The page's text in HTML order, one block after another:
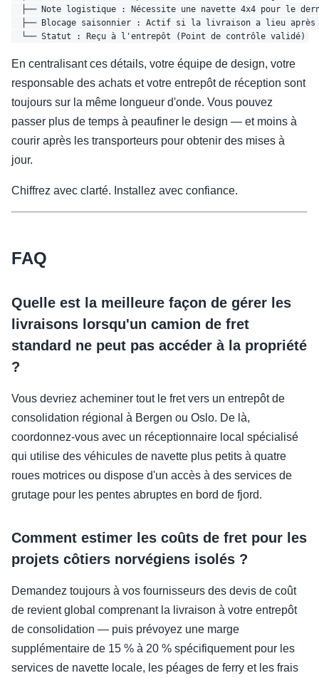
├── Note logistique : Nécessite une navette 4x4 pour le
├── Blocage saisonnier : Actif si la livraison a lieu après
En centralisant ces détails, votre équipe de design, votre
responsable des achats et votre entrepôt de réception sont
toujours sur la même longueur d'onde. Vous pouvez
passer plus de temps à peaufiner le design — et moins à
courir après les transporteurs pour obtenir des mises à
jour.
Chiffrez avec clarté. Installez avec confiance.
FAQ
Quelle est la meilleure façon de gérer les
livraisons lorsqu'un camion de fret
standard ne peut pas accéder à la propriété
?
Vous devriez acheminer tout le fret vers un entrepôt de
consolidation régional à Bergen ou Oslo. De là,
coordonnez-vous avec un réceptionnaire local spécialisé
qui utilise des véhicules de navette plus petits à quatre
roues motrices ou dispose d'un accès à des services de
grutage pour les pentes abruptes en bord de fjord.
Comment estimer les coûts de fret pour les
projets côtiers norvégiens isolés ?
Demandez toujours à vos fournisseurs des devis de coût
de revient global comprenant la livraison à votre entrepôt
de consolidation — puis prévoyez une marge
supplémentaire de 15 % à 20 % spécifiquement pour les
services de navette locale, les péages de ferry et les frais